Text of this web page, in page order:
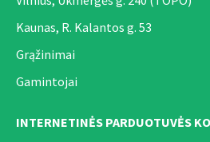
Kaunas, R. Kalantos g. 53
Grąžinimai
Gamintojai
INTERNETINĖS PARDUOTUVĖS